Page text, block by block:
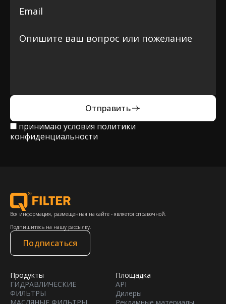
Отправить
принимаю условия политики
конфиденциальности
Вся информация, размещенная на сайте - является справочной.
Подпишитесь на нашу рассылку.
Подписаться
Продукты
ГИДРАВЛИЧЕСКИЕ
ФИЛЬТРЫ
Площадка
API
Дилеры